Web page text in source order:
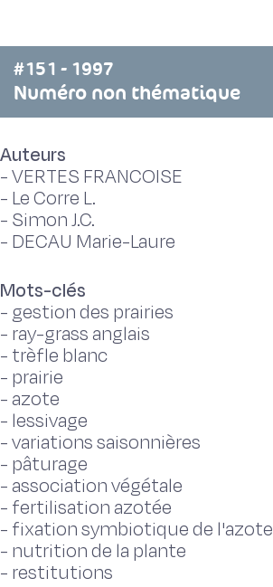
#151 - 1997
Numéro non thématique
Auteurs
-VERTES FRANCOISE
- Le Corre L.
- Simon J.C.
- DECAU Marie-Laure
Mots-clés
- gestion des prairies
- ray-grass anglais
- trèfle blanc
- prairie
- azote
- lessivage
-variations saisonnières
- pâturage
- association végétale
- fertilisation azotée
- fixation symbiotique de l'azote
- nutrition de la plante
- restitutions